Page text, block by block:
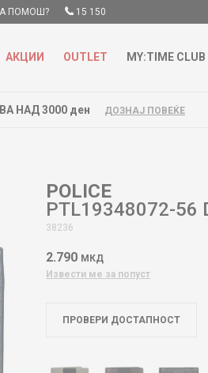
ПОМОШ? 15 150
АКЦИИ OUTLET MY:TIME CLUB
НАД 3000 ден ДОЗНАЈ ПОВЕЌЕ
POLICE
PTL19348072-56
38236
2.790 МКД
Извести ме за попуст
ПРОВЕРИ ДОСТАПНОСТ